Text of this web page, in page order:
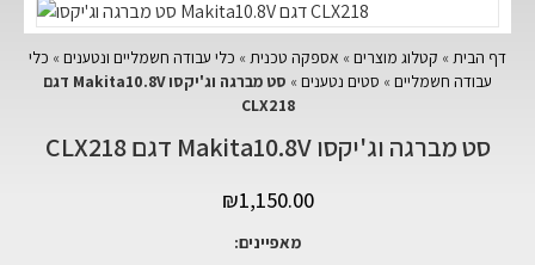
דף הבית » קטלוג מוצרים » אספקה טכנית » כלי עבודה חשמליים ונטענים » כלי
עבודה חשמליים » סטים נטענים »
סט מברגה וג'יקסו Makita10.8V דגם
CLX218
סט מברגה וג'יקסו Makita10.8V דגם CLX218
₪1,150.00
מאפיינים: